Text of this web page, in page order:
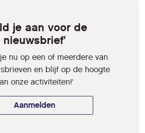
je aan voor de
nieuwsbrief'
nu op een of meerdere van
en blijf op de hoogte
onze activiteiten!'
Aanmelden